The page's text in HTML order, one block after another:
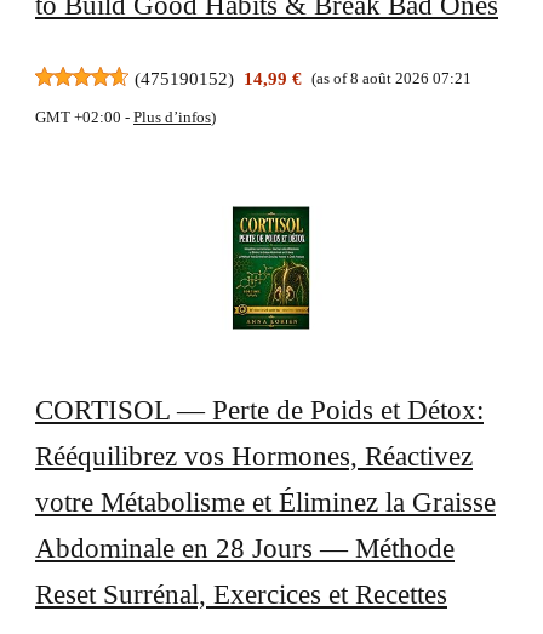
(475190152) 14,99 € (as of 8 août 2026 07:21
GMT +02:00 - Plus d’infos)
CORTISOL — Perte de Poids et Détox:
Rééquilibrez vos Hormones, Réactivez
votre Métabolisme et Éliminez la Graisse
Abdominale en 28 Jours — Méthode
Reset Surrénal, Exercices et Recettes